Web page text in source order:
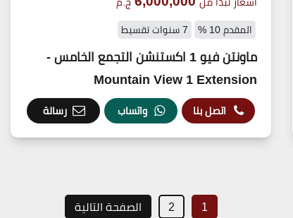
المقدم 10 % 7 سنوات تقسيط
ماونتن فيو 1 اكستنشن التجمع الخامس -
Mountain View 1 Extension
اتصل بنا واتساب رسالة
1
2 الصفحة التالية